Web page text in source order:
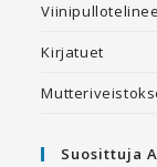
Kirjatuet
Suosittuja